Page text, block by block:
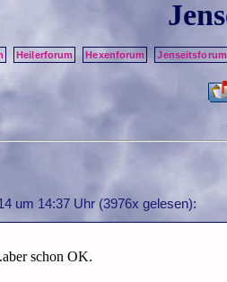
Heilerforum Hexenforum Jenseitsforum
um 14:37 Uhr (3976x gelesen):
schon OK.